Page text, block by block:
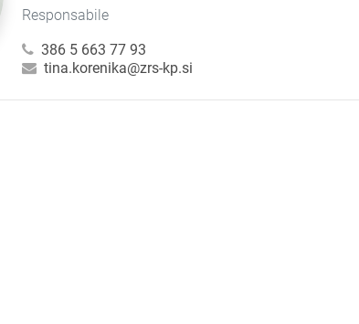
Responsabile
386 5 663 77 93
tina.korenika@zrs-kp.si